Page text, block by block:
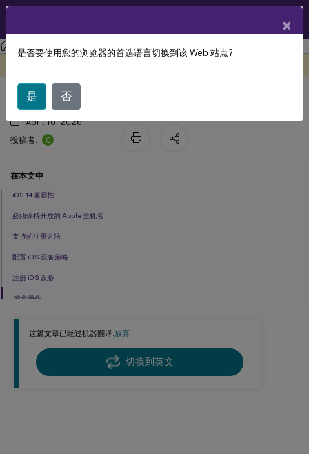
XenMobile Server 当前版本 XenMobile Server
这篇文章已经过机器翻译.放弃
切换到英文
iOS
April 16, 2026
投稿者:
C
在本文中
iOS 14 兼容性
必须保持开放的 Apple 主机名
支持的注册方法
配置 iOS 设备策略
注册 iOS 设备
安全操作
×
是否要使用您的浏览器的首选语言切换到该 Web 站点?
是 否